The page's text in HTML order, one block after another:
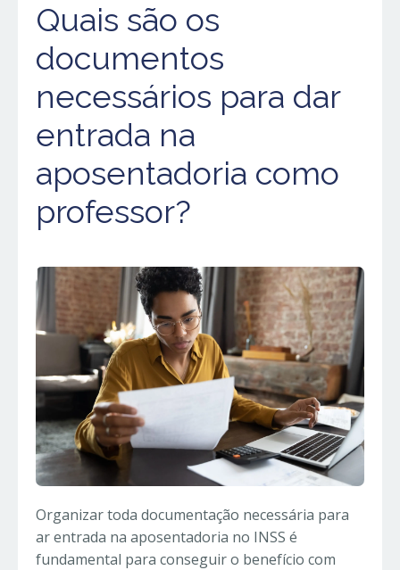
Quais são os
documentos
necessários para dar
entrada na
aposentadoria como
professor?
Organizar toda documentação necessária para
ar entrada na aposentadoria no INSS é
fundamental para conseguir o benefício com